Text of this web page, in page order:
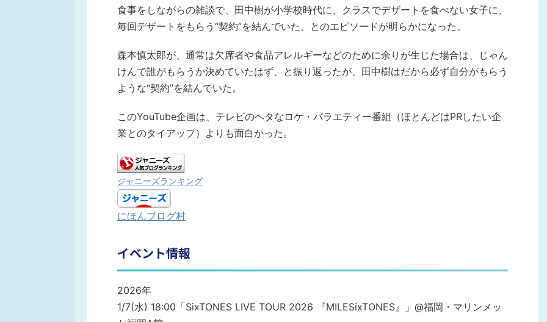
食事をしながらの雑談で、田中樹が小学校時代に、クラスでデザートを食べない女子に、
毎回デザートをもらう“契約”を結んでいた、とのエピソードが明らかになった。
森本慎太郎が、通常は欠席者や食品アレルギーなどのために余りが生じた場合は、じゃん
けんで誰がもらうか決めていたはず、と振り返ったが、田中樹はだから必ず自分がもらう
ような“契約”を結んでいた。
このYouTube企画は、テレビのヘタなロケ・バラエティー番組（ほとんどはPRしたい企
業とのタイアップ）よりも面白かった。
ジャニーズランキング
にほんブログ村
イベント情報
2026年
1/7(水) 18:00「SixTONES LIVE TOUR 2026 『MILESixTONES』」@福岡・マリンメッ